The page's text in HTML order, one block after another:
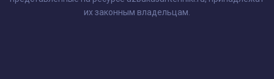
их законным владельцам.